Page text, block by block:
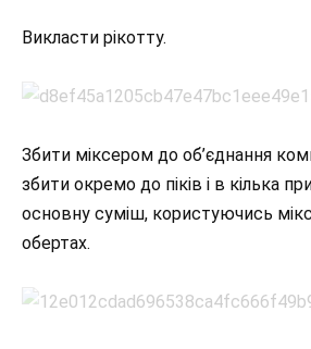
Викласти рікотту.
Збити міксером до об’єднання
збити окремо до піків і в кілька
основну суміш, користуючись
обертах.